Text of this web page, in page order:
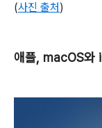
(사진 출처)
애플, macOS와